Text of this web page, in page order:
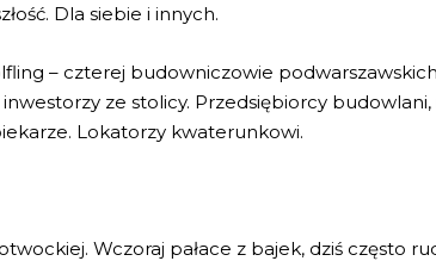
Dla siebie i innych.
– czterej budowniczowie
ze stolicy. Przedsiębiorcy
Lokatorzy kwaterunkowi.
Wczoraj pałace z bajek, dziś często